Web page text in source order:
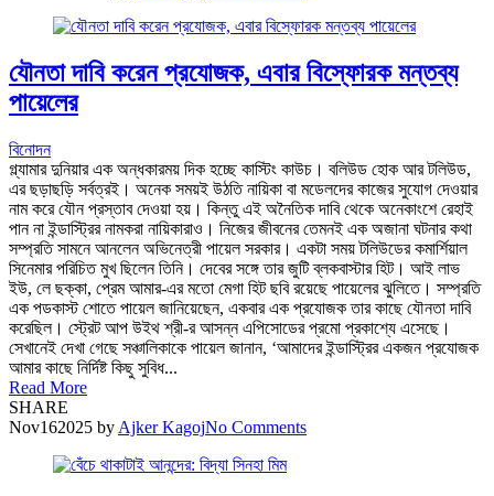
যৌনতা দাবি করেন প্রযোজক, এবার বিস্ফোরক মন্তব্য
পায়েলের
বিনোদন
গ্ল্যামার দুনিয়ার এক অন্ধকারময় দিক হচ্ছে কাস্টিং কাউচ। বলিউড হোক আর টলিউড,
এর ছড়াছড়ি সর্বত্রই। অনেক সময়ই উঠতি নায়িকা বা মডেলদের কাজের সুযোগ দেওয়ার
নাম করে যৌন প্রস্তাব দেওয়া হয়। কিন্তু এই অনৈতিক দাবি থেকে অনেকাংশে রেহাই
পান না ইন্ডাস্ট্রির নামকরা নায়িকারাও। নিজের জীবনের তেমনই এক অজানা ঘটনার কথা
সম্প্রতি সামনে আনলেন অভিনেত্রী পায়েল সরকার। একটা সময় টলিউডের কমার্শিয়াল
সিনেমার পরিচিত মুখ ছিলেন তিনি। দেবের সঙ্গে তার জুটি ব্লকবাস্টার হিট। আই লাভ
ইউ, লে ছক্কা, প্রেম আমার-এর মতো মেগা হিট ছবি রয়েছে পায়েলের ঝুলিতে। সম্প্রতি
এক পডকাস্ট শোতে পায়েল জানিয়েছেন, একবার এক প্রযোজক তার কাছে যৌনতা দাবি
করেছিল। স্ট্রেট আপ উইথ শ্রী-র আসন্ন এপিসোডের প্রমো প্রকাশ্যে এসেছে।
সেখানেই দেখা গেছে সঞ্চালিকাকে পায়েল জানান, ‘আমাদের ইন্ডাস্ট্রির একজন প্রযোজক
আমার কাছে নির্দিষ্ট কিছু সুবিধ...
Read More
SHARE
Nov162025 by Ajker KagojNo Comments